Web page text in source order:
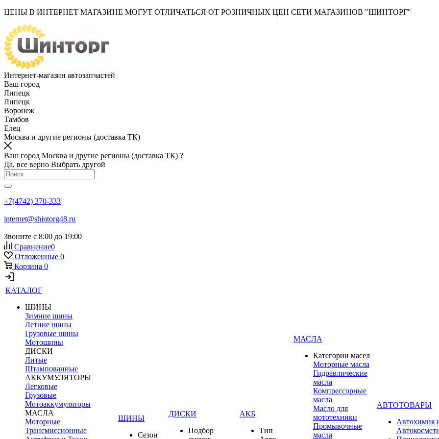
ЦЕНЫ В ИНТЕРНЕТ МАГАЗИНЕ МОГУТ ОТЛИЧАТЬСЯ ОТ РОЗНИЧНЫХ ЦЕН СЕТИ МАГАЗИНОВ "ШИНТОРГ"
Интернет-магазин автозапчастей
Ваш город
Липецк
Липецк
Воронеж
Тамбов
Елец
Москва и другие регионы (доставка ТК)
Ваш город Москва и другие регионы (доставка ТК) ?
Да, все верно Выбрать другой
+7(4742) 370-333
internet@shintorg48.ru
Звоните с 8:00 до 19:00
Сравнение0
Отложенные 0
Корзина 0
КАТАЛОГ
ШИНЫ
Зимние шины
Летние шины
Грузовые шины
Мотошины
ДИСКИ
Литые
Штампованные
АККУМУЛЯТОРЫ
Легковые
Грузовые
Мотоаккумуляторы
МАСЛА
Моторные
Трансмиссионные
ШИНЫ
Сезон
ДИСКИ
Подбор
АКБ
Тип
МАСЛА
Категории масел
Моторные масла
Гидравлические
масла
Компрессорные
масла
Масло для
мототехники
Промывочные
масла
АВТОТОВАРЫ
Автохимия